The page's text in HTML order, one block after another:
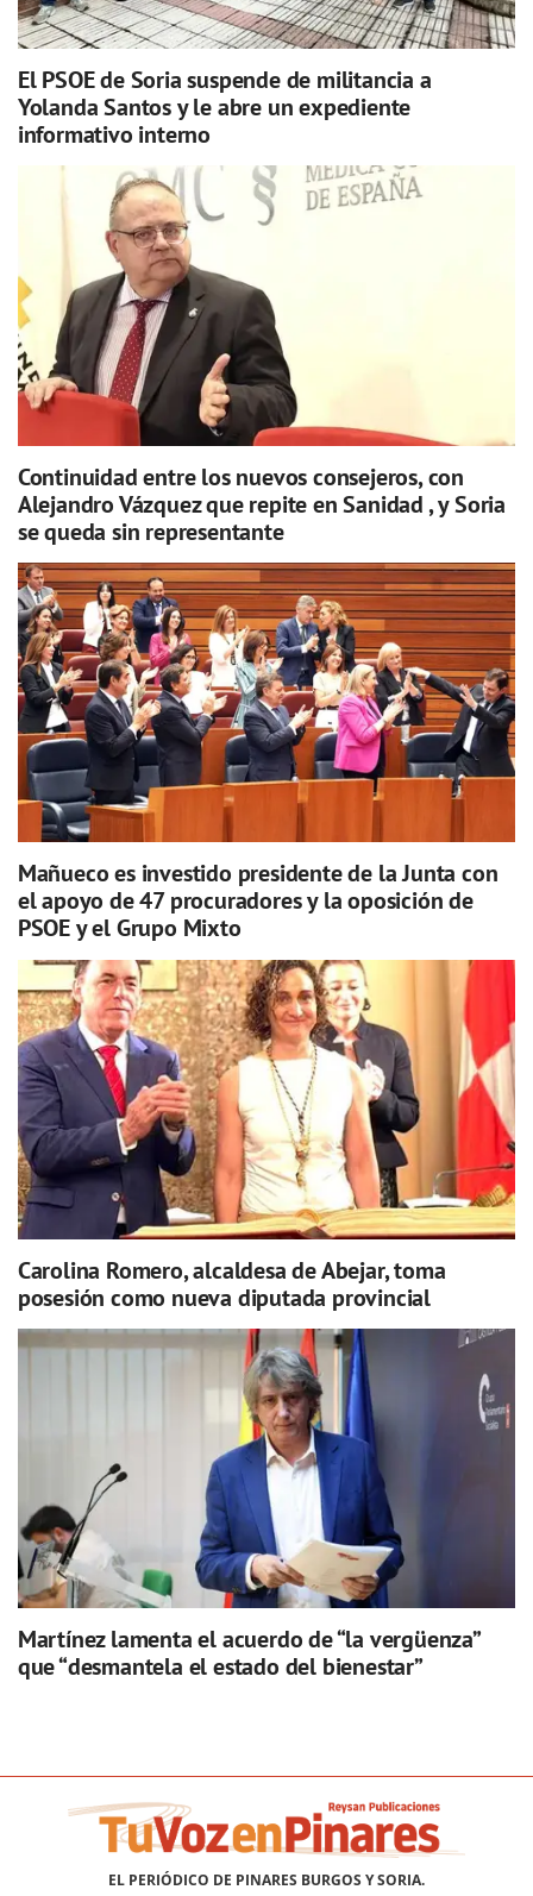
El PSOE de Soria suspende de militancia a
Yolanda Santos y le abre un expediente
informativo interno
Continuidad entre los nuevos consejeros, con
Alejandro Vázquez que repite en Sanidad , y Soria
se queda sin representante
Mañueco es investido presidente de la Junta con
el apoyo de 47 procuradores y la oposición de
PSOE y el Grupo Mixto
Carolina Romero, alcaldesa de Abejar, toma
posesión como nueva diputada provincial
Martínez lamenta el acuerdo de “la vergüenza”
que “desmantela el estado del bienestar”
EL PERIÓDICO DE PINARES BURGOS Y SORIA.